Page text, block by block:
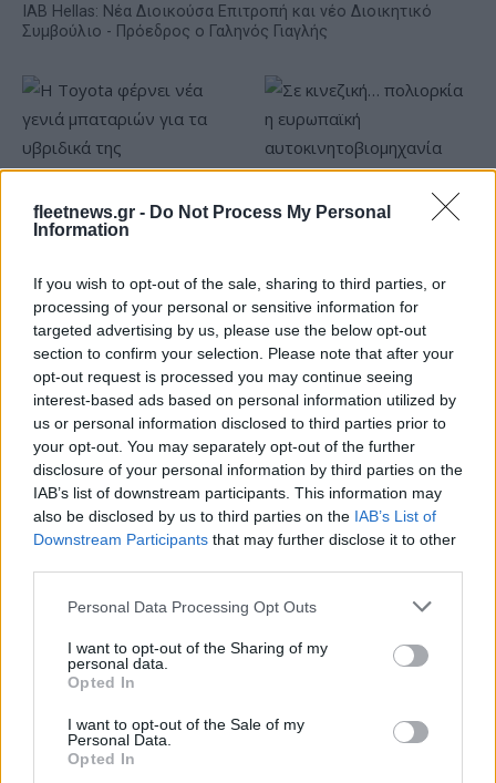
fleetnews.gr - Do Not Process My Personal
Information
If you wish to opt-out of the sale, sharing to third parties, or
processing of your personal or sensitive information for
targeted advertising by us, please use the below opt-out
section to confirm your selection. Please note that after your
opt-out request is processed you may continue seeing
interest-based ads based on personal information utilized by
us or personal information disclosed to third parties prior to
your opt-out. You may separately opt-out of the further
disclosure of your personal information by third parties on the
IAB’s list of downstream participants. This information may
also be disclosed by us to third parties on the IAB’s List of
Downstream Participants that may further disclose it to other
Please note that this website/app uses one or more Google
not limited to your visit or usage behaviour. You may click to
grant or deny consent to Google and its third-party tags to
use your data for below specified purposes in below Google
consent section.
Personal Data Processing Opt Outs
I want to opt-out of the Sharing of my
personal data.
Opted In
I want to opt-out of the Sale of my
Personal Data.
Opted In
IAB Hellas: Νέα Διοικούσα Επιτροπή και νέο Διοικητικό
Συμβούλιο - Πρόεδρος ο Γαληνός Γιαγλής
μπαταριών για τα υβριδικά
της
Σε κινεζική… πολιορκία η
ευρωπαϊκή
Νέο Audi A2 e-tron με στόχο την κορυφή της
αποδοτικότητας
Καρδίτσα: Επέστρεψε υγιής
ΠΑΟΚ: Η άφιξη του Μπεν
& pics)
Ειδικό Χωροταξικό Πλαίσιο για τον Τουρισμό: Στρατηγικό
εργαλείο για βιώσιμη τουριστική ανάπτυξη